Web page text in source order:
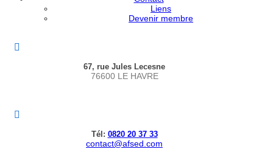
Liens
Devenir membre
67, rue Jules Lecesne
76600 LE HAVRE
Tél: 0820 20 37 33
contact@afsed.com